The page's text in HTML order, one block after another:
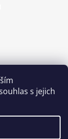
s jejich